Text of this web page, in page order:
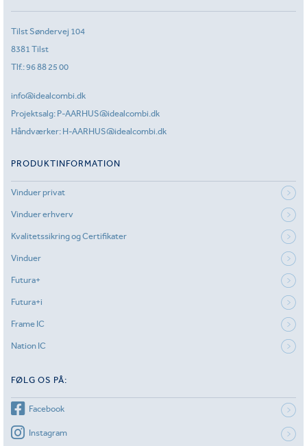
Tilst Søndervej 104
8381 Tilst
Tlf.:96 88 25 00
info@idealcombi.dk
Projektsalg: P-AARHUS@idealcombi.dk
Håndværker: H-AARHUS@idealcombi.dk
PRODUKTINFORMATION
Vinduer privat
Vinduer erhverv
Kvalitetssikring og Certifikater
Vinduer
Futura+
Futura+i
Frame IC
Nation IC
FØLG OS PÅ:
Facebook
Instagram